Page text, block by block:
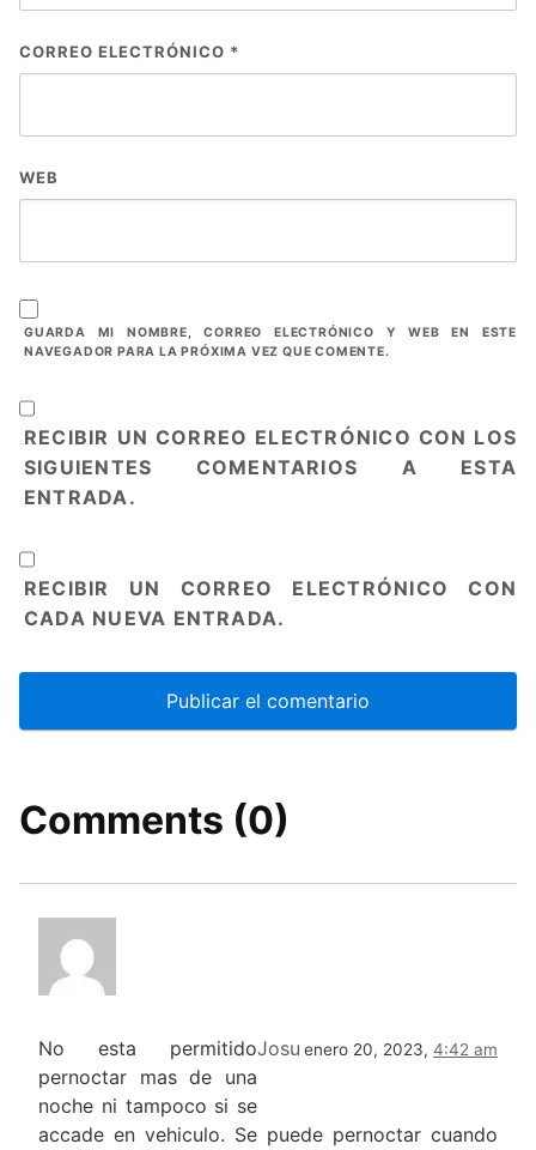
CORREO ELECTRÓNICO *
WEB
GUARDA MI NOMBRE, CORREO ELECTRÓNICO Y WEB EN ESTE
NAVEGADOR PARA LA PRÓXIMA VEZ QUE COMENTE.
RECIBIR UN CORREO ELECTRÓNICO CON LOS
SIGUIENTES COMENTARIOS A ESTA
ENTRADA.
RECIBIR UN CORREO ELECTRÓNICO CON
CADA NUEVA ENTRADA.
Comments (0)
Josu enero 20, 2023, 4:42 am
No esta permitido
pernoctar mas de una
noche ni tampoco si se
accade en vehiculo. Se puede pernoctar cuando